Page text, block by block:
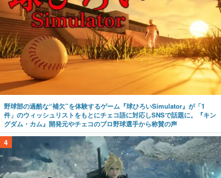
野球部の過酷な“補欠”を体験するゲーム『球ひろいSimulator』が「1
件」のウィッシュリストをもとにチェコ語に対応しSNSで話題に。『キン
グダム・カム』開発元やチェコのプロ野球選手から称賛の声
4